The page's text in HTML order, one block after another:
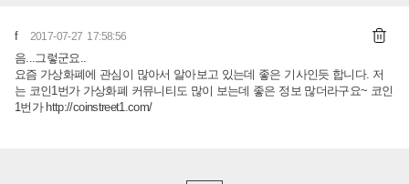
f 2017-07-27 17:58:56
음...그렇군요..
요즘 가상화폐에 관심이 많아서 알아보고 있는데 좋은 기사인듯 합니다. 저
는 코인1번가 가상화폐 커뮤니티도 많이 보는데 좋은 정보 많더라구요~ 코인
1번가 http://coinstreet1.com/